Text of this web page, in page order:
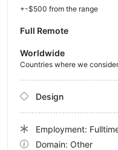
+-$500 from the range
Full Remote
Worldwide
Countries where we
Design
Employment:
Domain: Other